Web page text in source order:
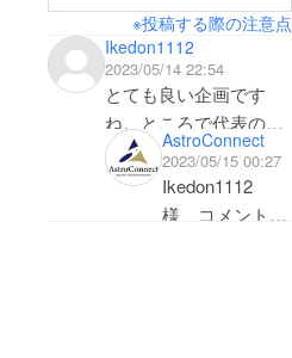
※投稿する際の注意点
Ikedon1112
2023/05/14 22:54
とても良い企画です
ね。ところで代表の荒
井さんは駿台学園出身
でしょうか？人違いな
らすいません。応援し
AstroConnect
2023/05/15 00:27
Ikedon1112
様 コメントあ